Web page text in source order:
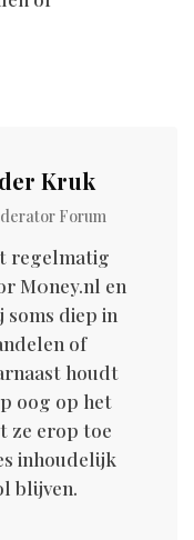
Kruk
Forum
regelmatig
M0ney.nl en
diep in
of
houdt
oog op het
ze erop toe
inhoudelijk
blijven.